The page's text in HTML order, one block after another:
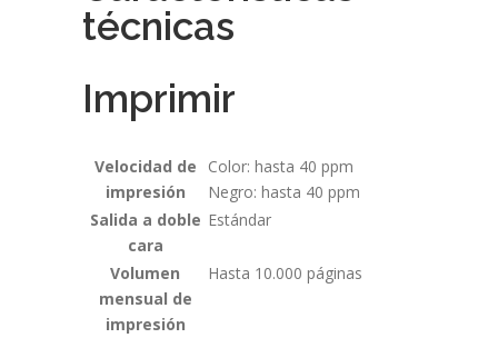
técnicas
Imprimir
Velocidad de
impresión
Color: hasta 40 ppm
Negro: hasta 40 ppm
Salida a doble
cara
Estándar
Volumen
mensual de
impresión
Hasta 10.000 páginas